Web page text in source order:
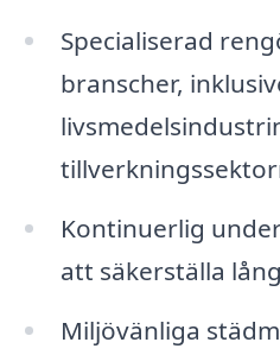
Specialiserad
branscher,
Kontinuerlig
att säkerställa
Miljövänliga